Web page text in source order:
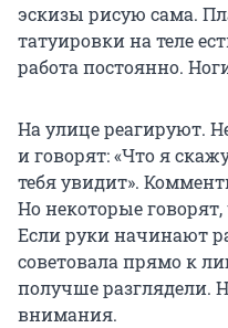
эскизы рисую сама.
татуировки на теле
работа постоянно.
На улице реагируют.
и говорят: «Что я
тебя увидит».
Но некоторые
Если руки начинают
советовала прямо к
получше разглядели.
внимания.